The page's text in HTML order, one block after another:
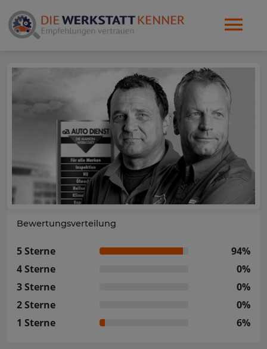
Bewertungsverteilung
5 Sterne
94%
4 Sterne
0%
3 Sterne
0%
2 Sterne
0%
1 Sterne
6%